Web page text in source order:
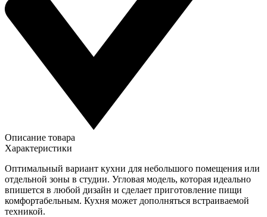
Описание товара
Характеристики
Оптимальный вариант кухни для небольшого помещения или
отдельной зоны в студии. Угловая модель, которая идеально
впишется в любой дизайн и сделает приготовление пищи
комфортабельным. Кухня может дополняться встраиваемой
техникой.